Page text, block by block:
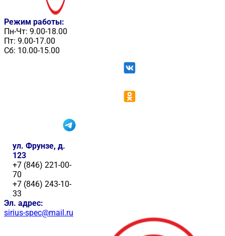
Режим работы:
Пн-Чт: 9.00-18.00
Пт: 9.00-17.00
Сб: 10.00-15.00
ул. Фрунзе, д.
123
+7 (846) 221-00-
70
+7 (846) 243-10-
33
Эл. адрес:
sirius-spec@mail.ru